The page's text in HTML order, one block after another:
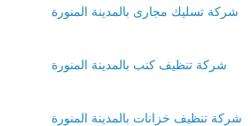
شركة تسليك مجارى بالمدينة المنورة
شركة تنظيف كنب بالمدينة المنورة
شركة تنظيف خزانات بالمدينة المنورة